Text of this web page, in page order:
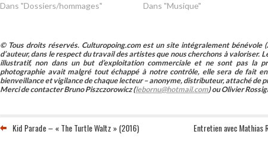
Dans "Dossiers/hommages"
Dans "Musique"
© Tous droits réservés. Culturopoing.com est un site intégralement bénévole
d’auteur, dans le respect du travail des artistes que nous cherchons à valoriser.
illustratif, non dans un but d’exploitation commerciale et ne sont pas la
photographie avait malgré tout échappé à notre contrôle, elle sera de fait
bienveillance et vigilance de chaque lecteur – anonyme, distributeur, attaché de
Merci de contacter Bruno Piszczorowicz (lebornu@hotmail.com) ou Olivier
Kid Parade – « The Turtle Waltz » (2016) Entretien avec Mathias